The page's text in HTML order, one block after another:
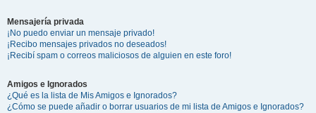
Mensajería privada
¡No puedo enviar un mensaje privado!
¡Recibo mensajes privados no deseados!
¡Recibí spam o correos maliciosos de alguien en este foro!
Amigos e Ignorados
¿Qué es la lista de Mis Amigos e Ignorados?
¿Cómo se puede añadir o borrar usuarios de mi lista de Amigos e Ignorados?